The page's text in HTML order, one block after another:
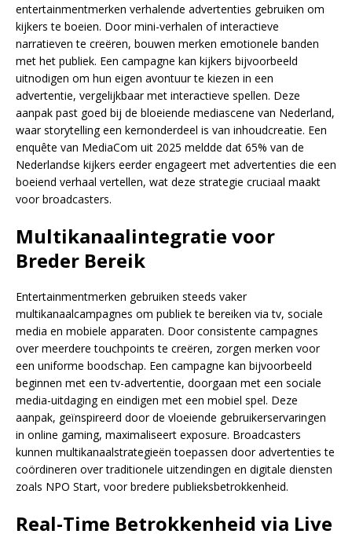
entertainmentmerken verhalende advertenties gebruiken om
kijkers te boeien. Door mini-verhalen of interactieve
narratieven te creëren, bouwen merken emotionele banden
met het publiek. Een campagne kan kijkers bijvoorbeeld
uitnodigen om hun eigen avontuur te kiezen in een
advertentie, vergelijkbaar met interactieve spellen. Deze
aanpak past goed bij de bloeiende mediascene van Nederland,
waar storytelling een kernonderdeel is van inhoudcreatie. Een
enquête van MediaCom uit 2025 meldde dat 65% van de
Nederlandse kijkers eerder engageert met advertenties die een
boeiend verhaal vertellen, wat deze strategie cruciaal maakt
voor broadcasters.
Multikanaalintegratie voor
Breder Bereik
Entertainmentmerken gebruiken steeds vaker
multikanaalcampagnes om publiek te bereiken via tv, sociale
media en mobiele apparaten. Door consistente campagnes
over meerdere touchpoints te creëren, zorgen merken voor
een uniforme boodschap. Een campagne kan bijvoorbeeld
beginnen met een tv-advertentie, doorgaan met een sociale
media-uitdaging en eindigen met een mobiel spel. Deze
aanpak, geïnspireerd door de vloeiende gebruikerservaringen
in online gaming, maximaliseert exposure. Broadcasters
kunnen multikanaalstrategieën toepassen door advertenties te
coördineren over traditionele uitzendingen en digitale diensten
zoals NPO Start, voor bredere publieksbetrokkenheid.
Real-Time Betrokkenheid via Live